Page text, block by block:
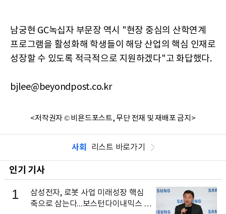
남궁현 GC녹십자 부문장 역시 "현장 중심의 산학연계
프로그램을 활성화해 학생들이 해당 산업의 핵심 인재로
성장할 수 있도록 적극적으로 지원하겠다"고 화답했다.
bjlee@beyondpost.co.kr
<저작권자 © 비욘드포스트, 무단 전재 및 재배포 금지>
사회 리스트 바로가기
인기 기사
1
삼성전자, 로봇 사업 미래성장 핵심
축으로 삼는다...보스턴다이내믹스 출